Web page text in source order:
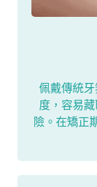
佩戴傳統
度，容易
險。在矯正